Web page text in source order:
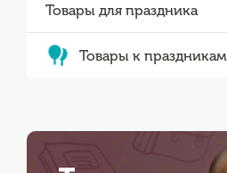
Товары для праздника
Товары к праздникам